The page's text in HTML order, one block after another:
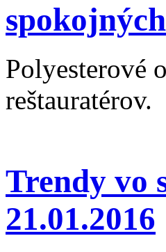
Polyesterové
reštauratérov.
Trendy vo
21.01.2016